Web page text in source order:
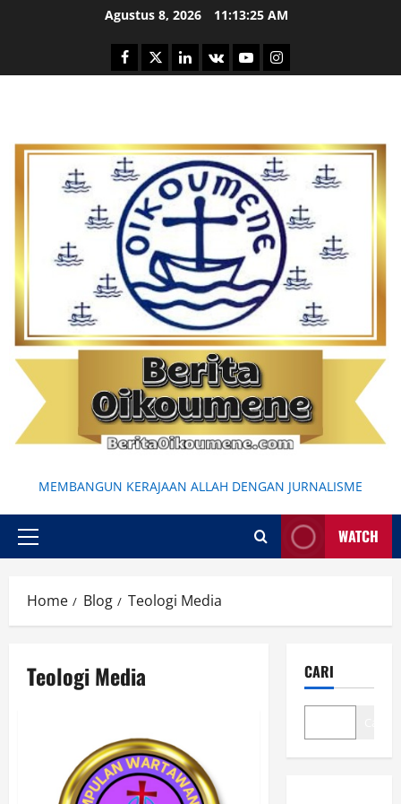
Agustus 8, 2026 11:13:26 AM
Facebook
TwitterLinkedin
VK YoutubeInstagram
MEMBANGUN KERAJAAN ALLAH DENGAN JURNALISME
Primary
WATCH
Home Blog Teologi Media
Teologi Media CARI